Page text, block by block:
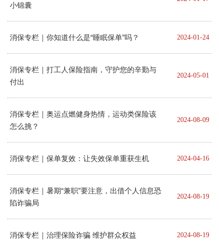
小锦囊
消保专栏｜你知道什么是“睡眠保单”吗？ 2024-01-24
消保专栏｜打工人保险指南，守护您的辛勤与
付出
2024-05-01
消保专栏｜奥运点燃健身热情，运动类保险该
怎么挑？
2024-08-09
消保专栏｜保单复效：让失效保单重获生机 2024-04-16
消保专栏｜暑期“兼职”要注意，出借个人信息恐
陷诈骗局
2024-08-19
消保专栏｜治理保险诈骗 维护群众权益 2024-08-19